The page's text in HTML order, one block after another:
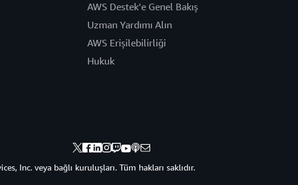
AWS Destek’e Genel Bakış
Uzman Yardımı Alın
AWS Erişilebilirliği
Hukuk
Inc. veya bağlı kuruluşları. Tüm hakları saklıdır.